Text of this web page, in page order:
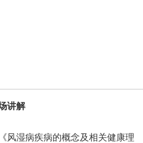
讲解
风湿病疾病的概念及相关健康理